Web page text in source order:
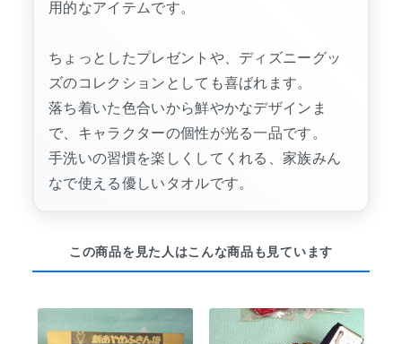
用的なアイテムです。
ちょっとしたプレゼントや、ディズニーグッ
ズのコレクションとしても喜ばれます。
落ち着いた色合いから鮮やかなデザインま
で、キャラクターの個性が光る一品です。
手洗いの習慣を楽しくしてくれる、家族みん
なで使える優しいタオルです。
この商品を見た人はこんな商品も見ています